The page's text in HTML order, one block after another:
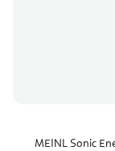
MEINL Sonic